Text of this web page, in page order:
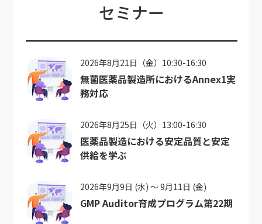
セミナー
2026年8月21日（金）10:30-16:30
無菌医薬品製造所におけるAnnex1実
務対応
2026年8月25日（火）13:00-16:30
医薬品製造における安定品質と安定
供給を学ぶ
2026年9月9日 (水) ～ 9月11日 (金)
GMP Auditor育成プログラム第22期